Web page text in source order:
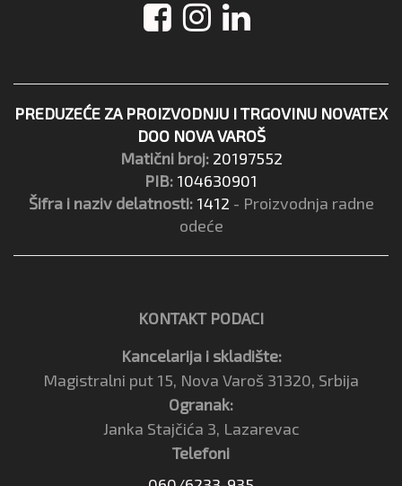
PREDUZEĆE ZA PROIZVODNJU I TRGOVINU NOVATEX
DOO NOVA VAROŠ
Matični broj: 20197552
PIB: 104630901
Šifra i naziv delatnosti: 1412 - Proizvodnja radne
odeće
KONTAKT PODACI
Kancelarija i skladište:
Magistralni put 15, Nova Varoš 31320, Srbija
Ogranak:
Janka Stajčića 3, Lazarevac
Telefoni